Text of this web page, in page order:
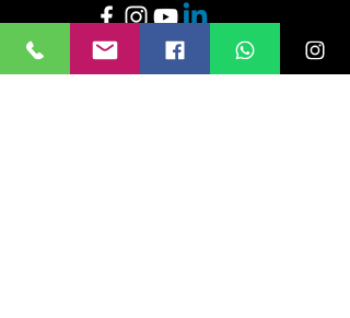
Domingos 11am a 12:15pm
1701 W. 53rd Terrace